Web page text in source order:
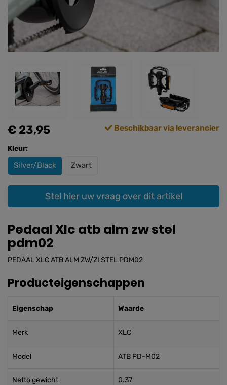
€ 23,95 Beschikbaar via leverancier
Kleur:
Silver/Black Zwart
Stel hier uw vraag over dit artikel
Pedaal Xlc atb alm zw stel
pdm02
PEDAAL XLC ATB ALM ZW/ZI STEL PDM02
Producteigenschappen
Eigenschap Waarde
Merk XLC
Model ATB PD-M02
Netto gewicht 0.37